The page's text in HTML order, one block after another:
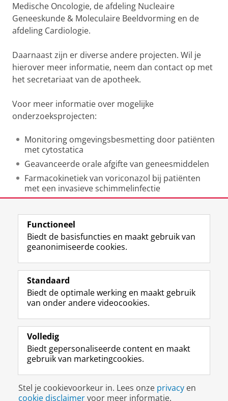
Medische Oncologie, de afdeling Nucleaire
Geneeskunde & Moleculaire Beeldvorming en de
afdeling Cardiologie.
Daarnaast zijn er diverse andere projecten. Wil je
hierover meer informatie, neem dan contact op met
het secretariaat van de apotheek.
Voor meer informatie over mogelijke
onderzoeksprojecten:
Monitoring omgevingsbesmetting door patiënten
met cytostatica
Geavanceerde orale afgifte van geneesmiddelen
Farmacokinetiek van voriconazol bij patiënten
met een invasieve schimmelinfectie
Laatst gewijzigd: 17 juni 2019 17:23
Volg de RUG
F
a
e
b
o
p
a
i
n
a
L
i
k
e
I
-
p
g
i
n
R
S
-
f
e
R
k
s
u
I
n
t
r
m
c
c
o
Y
o
T
e
k
a
a
Studiekiezers
Alumni
Over ons
Disclaimer & Copyright
Inloggen
Functioneel
Biedt de basisfuncties en maakt gebruik van
geanonimiseerde cookies.
Standaard
Biedt de optimale werking en maakt gebruik
van onder andere videocookies.
Volledig
Biedt gepersonaliseerde content en maakt
gebruik van marketingcookies.
Stel je cookievoorkeur in. Lees onze privacy en
cookie disclaimervoor meer informatie.